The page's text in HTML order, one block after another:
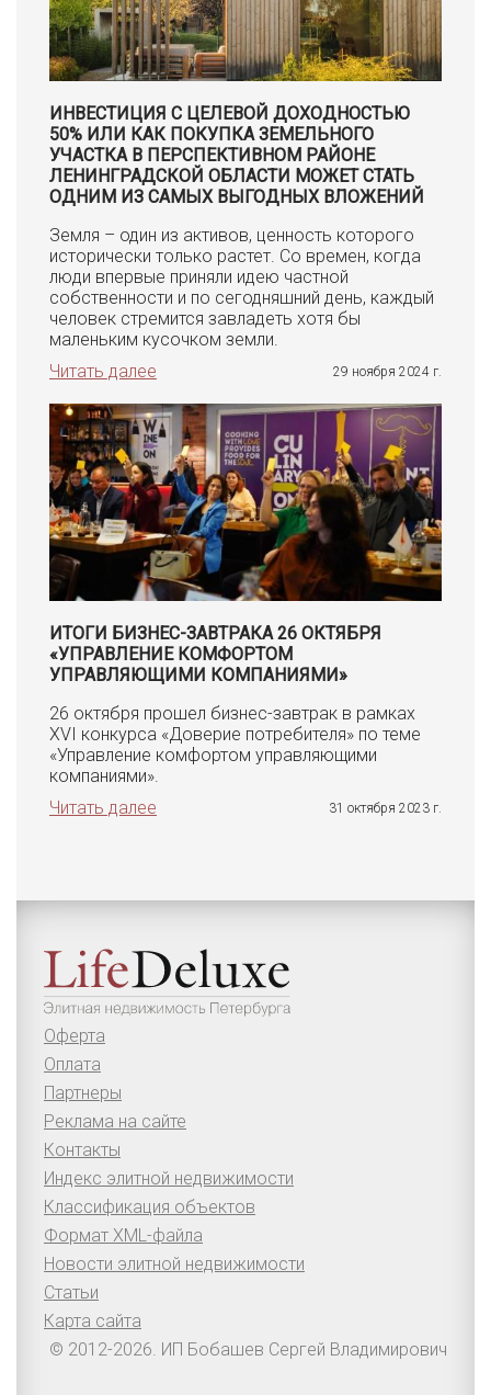
ИНВЕСТИЦИЯ С ЦЕЛЕВОЙ ДОХОДНОСТЬЮ
50% ИЛИ КАК ПОКУПКА ЗЕМЕЛЬНОГО
УЧАСТКА В ПЕРСПЕКТИВНОМ РАЙОНЕ
ЛЕНИНГРАДСКОЙ ОБЛАСТИ МОЖЕТ СТАТЬ
ОДНИМ ИЗ САМЫХ ВЫГОДНЫХ ВЛОЖЕНИЙ
Земля – один из активов, ценность которого
исторически только растет. Со времен, когда
люди впервые приняли идею частной
собственности и по сегодняшний день, каждый
человек стремится завладеть хотя бы
маленьким кусочком земли.
Читать далее
29 ноября 2024 г.
ИТОГИ БИЗНЕС-ЗАВТРАКА 26 ОКТЯБРЯ
«УПРАВЛЕНИЕ КОМФОРТОМ
УПРАВЛЯЮЩИМИ КОМПАНИЯМИ»
26 октября прошел бизнес-завтрак в рамках
XVI конкурса «Доверие потребителя» по теме
«Управление комфортом управляющими
компаниями».
Читать далее
31 октября 2023 г.
Оферта
Оплата
Партнеры
Реклама на сайте
Контакты
Индекс элитной недвижимости
Классификация объектов
Формат XML-файла
Новости элитной недвижимости
Статьи
Карта сайта
© 2012-2026. ИП Бобашев Сергей Владимирович